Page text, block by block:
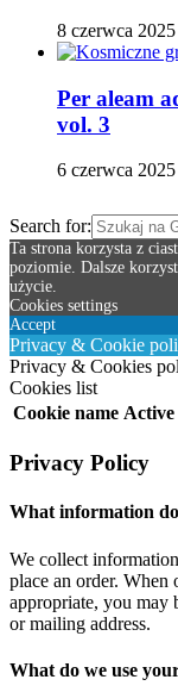
8 czerwca 2025
Per aleam
vol. 3
6 czerwca 2025
Search for:
Ta strona korzysta z
poziomie. Dalsze
użycie.
Cookies settings
Accept
Privacy & Cookie
Privacy & Cookies
Cookies list
Cookie name Active
Privacy Policy
What information
We collect
place an order. When
appropriate, you may
or mailing address.
What do we use